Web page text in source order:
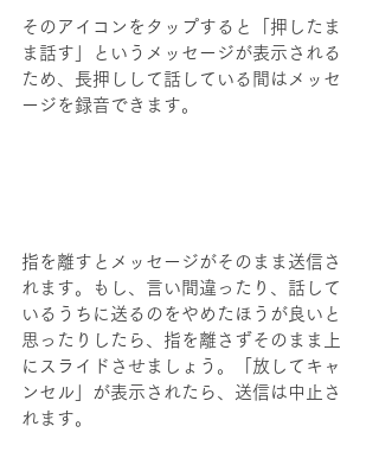
そのアイコンをタップすると「押したま
ま話す」というメッセージが表示される
ため、長押しして話している間はメッセ
ージを録音できます。
指を離すとメッセージがそのまま送信さ
れます。もし、言い間違ったり、話して
いるうちに送るのをやめたほうが良いと
思ったりしたら、指を離さずそのまま上
にスライドさせましょう。「放してキャ
ンセル」が表示されたら、送信は中止さ
れます。